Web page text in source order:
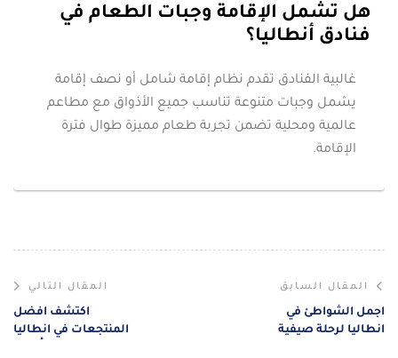
هل تشمل الإقامة وجبات الطعام في
فنادق أنطاليا؟
غالبية الفنادق تقدم نظام إقامة شامل أو نصف إقامة
يشمل وجبات متنوعة تناسب جميع الأذواق مع مطاعم
عالمية ومحلية تضمن تجربة طعام مميزة طوال فترة
الإقامة.
المقال السابق
اجمل الشواطئ في
انطاليا لرحلة صيفية
المقال التالي
اكتشف افضل
المنتجعات في انطاليا